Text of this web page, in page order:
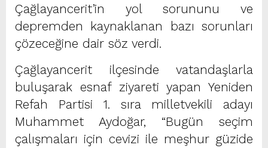
Çağlayancerit’in yol sorununu ve
depremden kaynaklanan bazı sorunları
çözeceğine dair söz verdi.
Çağlayancerit ilçesinde vatandaşlarla
buluşarak esnaf ziyareti yapan Yeniden
Refah Partisi 1. sıra milletvekili adayı
Muhammet Aydoğar, “Bugün seçim
çalışmaları için cevizi ile meşhur güzide